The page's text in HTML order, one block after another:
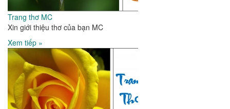
Trang thơ MC
Xin giới thiệu thơ của bạn MC
Xem tiếp »